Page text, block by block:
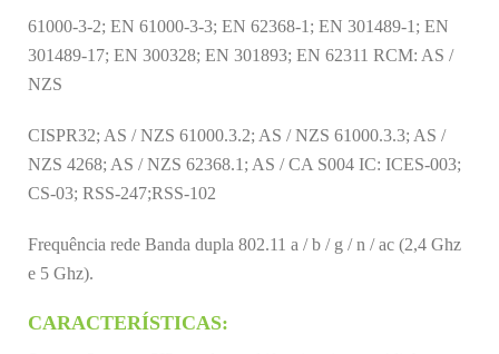
61000-3-2; EN 61000-3-3; EN 62368-1; EN 301489-1; EN
301489-17; EN 300328; EN 301893; EN 62311 RCM: AS /
NZS
CISPR32; AS / NZS 61000.3.2; AS / NZS 61000.3.3; AS /
NZS 4268; AS / NZS 62368.1; AS / CA S004 IC: ICES-003;
CS-03; RSS-247;RSS-102
Frequência rede Banda dupla 802.11 a / b / g / n / ac (2,4 Ghz
e 5 Ghz).
CARACTERÍSTICAS: